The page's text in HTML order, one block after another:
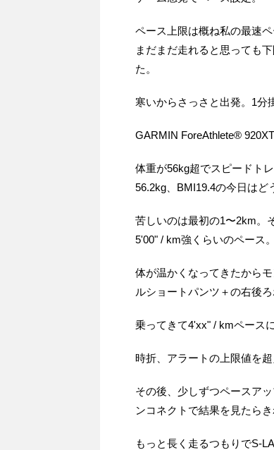
ペース上限は概ね私の最速
まだまだ走れると思っても
た。
寒いからさっさと出発。1分
GARMIN ForeAthlete®
体重が56kg超でスピードト
56.2kg、BMI19.4の今日は
苦しいのは最初の1〜2km。
5'00" / km強くらいのペース。
体が温かくなってきたから
ルショートパンツ＋の右後ろ
乗ってきて4'xx" / kmペースに
時折、アラートの上限値を
その後、少しずつペースア
ンコネクトで結果を見たら
もっと長く走るつもりでS-